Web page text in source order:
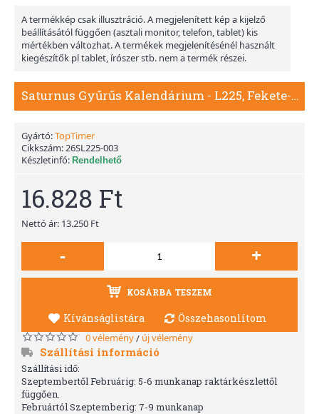
A termékkép csak illusztráció. A megjelenített kép a kijelző
beállításától függően (asztali monitor, telefon, tablet) kis
mértékben változhat. A termékek megjelenítésénél használt
kiegészítők pl tablet, írószer stb. nem a termék részei.
Saturnus Gyűrűs Kalendárium - L225, Fekete-Szürke
Gyártó:TopTimer
Cikkszám:26SL225-003
Készletinfó: Rendelhető
16.828 Ft
Nettó ár: 13.250 Ft
- +
KOSÁRBA TESZEM
Kívánságlistára Összehasonlítom
0 vélemény/ új vélemény
Szállítási információ
Szállítási idő:
Szeptembertől Februárig: 5-6 munkanap raktárkészlettől
függően.
Februártól Szeptemberig: 7-9 munkanap